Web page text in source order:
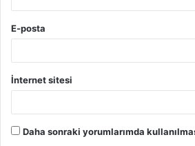
E-posta
İnternet sitesi
Daha sonraki yorumlarımda